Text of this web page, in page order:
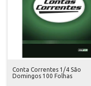
Conta Correntes 1/4 São
Domingos 100 Folhas